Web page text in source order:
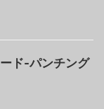
ド-パンチング